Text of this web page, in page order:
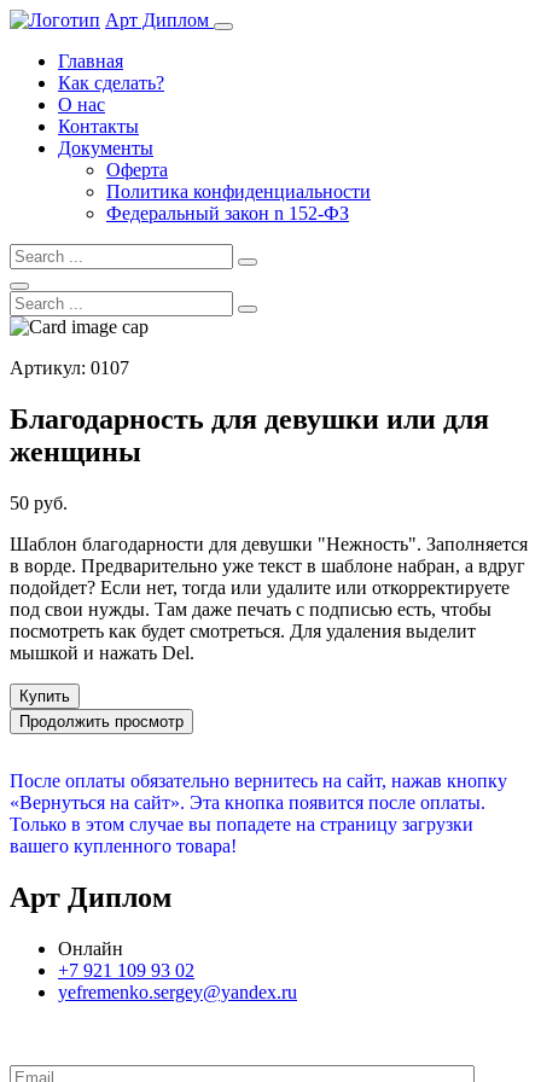
Арт Диплом
Главная
Как сделать?
О нас
Контакты
Документы
Оферта
Политика конфиденциальности
Федеральный закон n 152-ФЗ
Артикул: 0107
Благодарность для девушки или для
женщины
50 руб.
Шаблон благодарности для девушки "Нежность". Заполняется
в ворде. Предварительно уже текст в шаблоне набран, а вдруг
подойдет? Если нет, тогда или удалите или откорректируете
под свои нужды. Там даже печать с подписью есть, чтобы
посмотреть как будет смотреться. Для удаления выделит
мышкой и нажать Del.
Купить
Продолжить просмотр
После оплаты обязательно вернитесь на сайт, нажав кнопку
«Вернуться на сайт». Эта кнопка появится после оплаты.
Только в этом случае вы попадете на страницу загрузки
вашего купленного товара!
Арт Диплом
Онлайн
+7 921 109 93 02
yefremenko.sergey@yandex.ru